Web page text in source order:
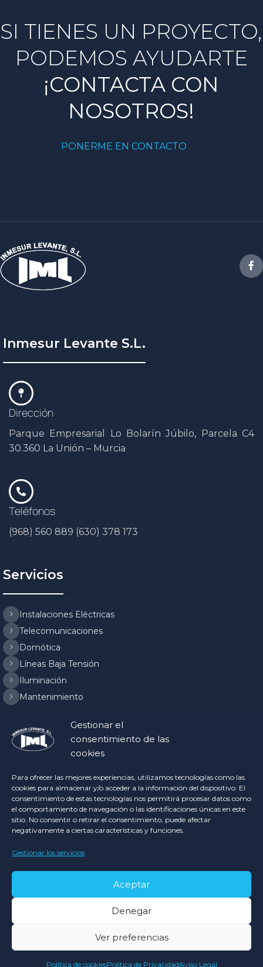
Gestionar el
consentimiento de las
cookies
Para ofrecer las mejores experiencias, utilizamos tecnologías como las
cookies para almacenar y/o acceder a la información del dispositivo. El
consentimiento de estas tecnologías nos permitirá procesar datos como
el comportamiento de navegación o las identificaciones únicas en este
sitio. No consentir o retirar el consentimiento, puede afectar
negativamente a ciertas características y funciones.
Gestionar los servicios
Aceptar
Denegar
Ver preferencias
Política de cookiesPolítica de PrivacidadAviso Legal
SI TIENES UN PROYECTO,
PODEMOS AYUDARTE
¡CONTACTA CON
NOSOTROS!
PONERME EN CONTACTO
Inmesur Levante S.L.
Dirección
Parque Empresarial Lo Bolarín Júbilo, Parcela C4
30.360 La Unión – Murcia
Teléfonos
(968) 560 889 (630) 378 173
Servicios
Instalaciones Eléctricas
Telecomunicaciones
Domótica
Líneas Baja Tensión
Iluminación
Mantenimiento
Legal
Aviso Legal
Política de privacidad
Política de Cookies
Copyright © 2024 Inmesur Levante S.L. -
Airearte Diseño Web